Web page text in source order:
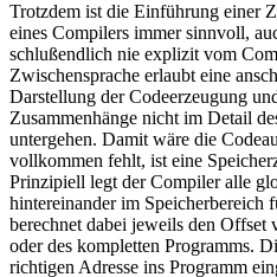
Trotzdem ist die Einführung einer
eines Compilers immer sinnvoll,
schlußendlich nie explizit vom
Zwischensprache erlaubt eine
Darstellung der Codeerzeugung
Zusammenhänge nicht im Detail
untergehen. Damit wäre die
vollkommen fehlt, ist eine
Prinzipiell legt der Compiler alle
hintereinander im Speicherbereich
berechnet dabei jeweils den Offset
oder des kompletten Programms.
richtigen Adresse ins Programm